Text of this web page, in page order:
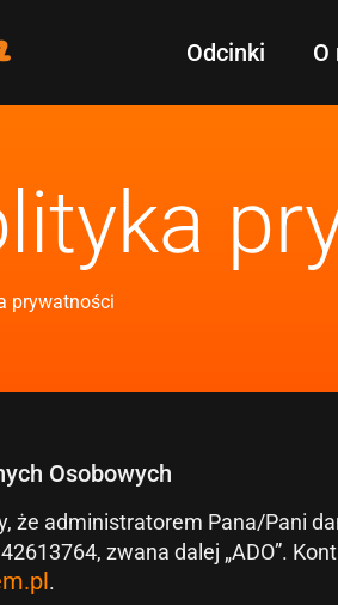
Odcinki O
prywatności
Osobowych
że administratorem Pana/Pani
zwana dalej „ADO”.
.